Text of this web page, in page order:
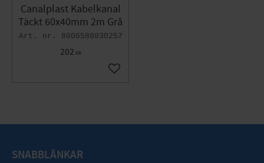
Canalplast Kabelkanal
Täckt 60x40mm 2m Grå
8006588030257
202 KR
Lägg till i favoriter
SNABBLÄNKAR